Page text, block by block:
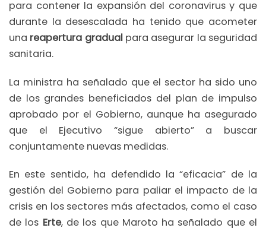
para contener la expansión del coronavirus y que
durante la desescalada ha tenido que acometer
una reapertura gradualpara asegurar la seguridad
sanitaria.
La ministra ha señalado que el sector ha sido uno
de los grandes beneficiados del plan de impulso
aprobado por el Gobierno, aunque ha asegurado
que el Ejecutivo “sigue abierto” a buscar
conjuntamente nuevas medidas.
En este sentido, ha defendido la “eficacia” de la
gestión del Gobierno para paliar el impacto de la
crisis en los sectores más afectados, como el caso
de los Erte, de los que Maroto ha señalado que el